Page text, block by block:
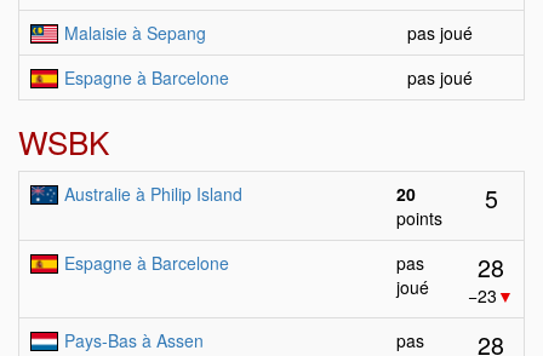
Malaisie à Sepang
pas joué
Espagne à Barcelone
pas joué
WSBK
Australie à Philip Island
20
points
5
Espagne à Barcelone
pas
joué
28
−23 ▼
Pays-Bas à Assen
pas
28